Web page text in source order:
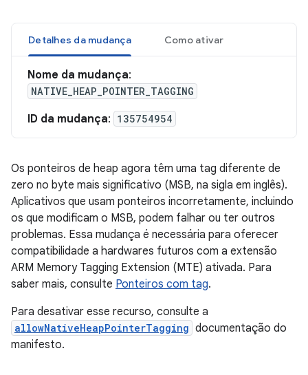
Detalhes da mudança Como ativar
Nome da mudança:
NATIVE_HEAP_POINTER_TAGGING
ID da mudança: 135754954
Os ponteiros de heap agora têm uma tag diferente de
zero no byte mais significativo (MSB, na sigla em inglês).
Aplicativos que usam ponteiros incorretamente, incluindo
os que modificam o MSB, podem falhar ou ter outros
problemas. Essa mudança é necessária para oferecer
compatibilidade a hardwares futuros com a extensão
ARM Memory Tagging Extension (MTE) ativada. Para
saber mais, consulte Ponteiros com tag.
Para desativar esse recurso, consulte a
allowNativeHeapPointerTagging documentação do
manifesto.